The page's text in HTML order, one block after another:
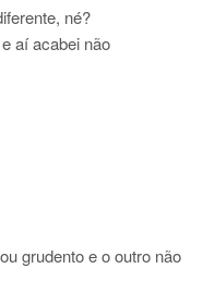
né?
aí acabei não
grudento e o outro não